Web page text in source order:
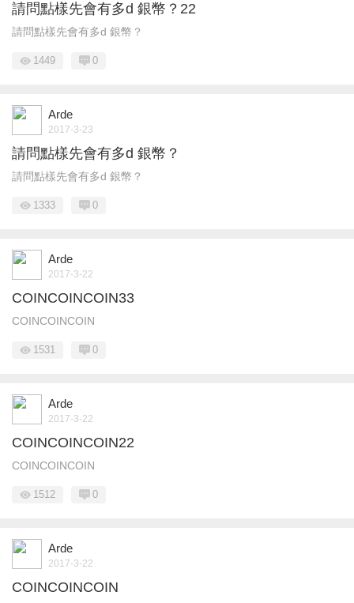
請問點樣先會有多d 銀幣？22
請問點樣先會有多d 銀幣？
1449 0
Arde
2017-3-23
請問點樣先會有多d 銀幣？
請問點樣先會有多d 銀幣？
1333 0
Arde
2017-3-22
COINCOINCOIN33
COINCOINCOIN
1531 0
Arde
2017-3-22
COINCOINCOIN22
COINCOINCOIN
1512 0
Arde
2017-3-22
COINCOINCOIN